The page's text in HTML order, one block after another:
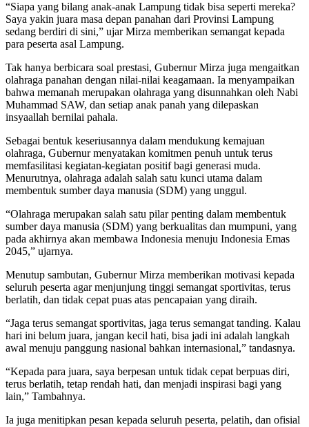
“Siapa yang bilang anak-anak Lampung tidak bisa seperti mereka?
Saya yakin juara masa depan panahan dari Provinsi Lampung
sedang berdiri di sini,” ujar Mirza memberikan semangat kepada
para peserta asal Lampung.
Tak hanya berbicara soal prestasi, Gubernur Mirza juga mengaitkan
olahraga panahan dengan nilai-nilai keagamaan. Ia menyampaikan
bahwa memanah merupakan olahraga yang disunnahkan oleh Nabi
Muhammad SAW, dan setiap anak panah yang dilepaskan
insyaallah bernilai pahala.
Sebagai bentuk keseriusannya dalam mendukung kemajuan
olahraga, Gubernur menyatakan komitmen penuh untuk terus
memfasilitasi kegiatan-kegiatan positif bagi generasi muda.
Menurutnya, olahraga adalah salah satu kunci utama dalam
membentuk sumber daya manusia (SDM) yang unggul.
“Olahraga merupakan salah satu pilar penting dalam membentuk
sumber daya manusia (SDM) yang berkualitas dan mumpuni, yang
pada akhirnya akan membawa Indonesia menuju Indonesia Emas
2045,” ujarnya.
Menutup sambutan, Gubernur Mirza memberikan motivasi kepada
seluruh peserta agar menjunjung tinggi semangat sportivitas, terus
berlatih, dan tidak cepat puas atas pencapaian yang diraih.
“Jaga terus semangat sportivitas, jaga terus semangat tanding. Kalau
hari ini belum juara, jangan kecil hati, bisa jadi ini adalah langkah
awal menuju panggung nasional bahkan internasional,” tandasnya.
“Kepada para juara, saya berpesan untuk tidak cepat berpuas diri,
terus berlatih, tetap rendah hati, dan menjadi inspirasi bagi yang
lain,” Tambahnya.
Ia juga menitipkan pesan kepada seluruh peserta, pelatih, dan ofisial